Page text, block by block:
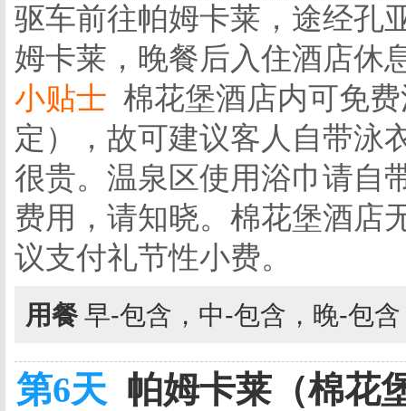
驱车前往帕姆卡莱，途经孔
姆卡莱，晚餐后入住酒店休
小贴士 棉花堡酒店内可免
定），故可建议客人自带泳
很贵。温泉区使用浴巾请自
费用，请知晓。棉花堡酒店
议支付礼节性小费。
用餐 早-包含，中-包含，晚-包
第6天 帕姆卡莱（棉花